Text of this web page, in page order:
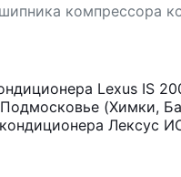
компрессора
Lexus IS
(Химки,
Лексус